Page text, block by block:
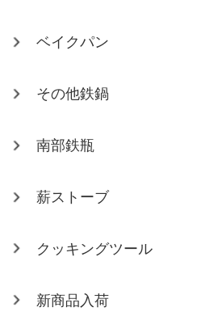
ベイクパン
その他鉄鍋
南部鉄瓶
薪ストーブ
クッキングツール
新商品入荷